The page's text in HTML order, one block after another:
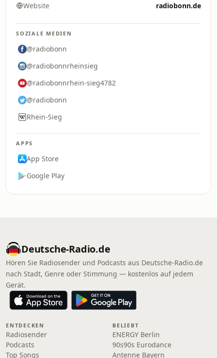
Website radiobonn.de
SOZIALE MEDIEN
@radiobonn
@radiobonnrheinsieg
@radiobonnrhein-sieg4782
@radiobonn
Rhein-Sieg
APPS
App Store
Google Play
Deutsche-Radio.de
Hören Sie Radiosender und Podcasts aus Deutsche-Radio.de
nach Stadt, Genre oder Stimmung — kostenlos auf jedem
Gerät.
ENTDECKEN
Radiosender
Podcasts
Top Songs
BELIEBT
ENERGY Berlin
90s90s Eurodance
Antenne Bayern